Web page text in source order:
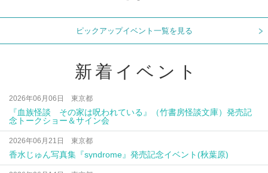
ピックアップイベント一覧を見る
新着イベント
2026年06月06日 東京都
『血族怪談 その家は呪われている』（竹書房怪談文庫）発売記
念トークショー＆サイン会
2026年06月21日 東京都
香水じゅん写真集『syndrome』発売記念イベント(秋葉原)